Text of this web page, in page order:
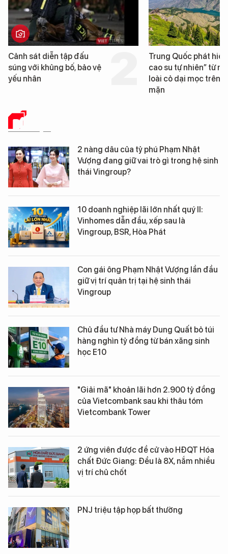
tập đấu
bố, bảo vệ
Trung Quốc phát hiện “mỏ
cao su tự nhiên” từ một
loài cỏ dại mọc trên đất
DỮ LIỆU
2 nàng dâu của tỷ phú Phạm Nhật
Vượng đang giữ vai trò gì trong hệ sinh
thái Vingroup?
10 doanh nghiệp lãi lớn nhất quý II:
Vinhomes dẫn đầu, xếp sau là
Vingroup, BSR, Hòa Phát
Con gái ông Phạm Nhật Vượng lần đầu
giữ vị trí quản trị tại hệ sinh thái
Vingroup
Chủ đầu tư Nhà máy Dung Quất bỏ túi
hàng nghìn tỷ đồng từ bán xăng sinh
học E10
"Giải mã" khoản lãi hơn 2.900 tỷ đồng
của Vietcombank sau khi thâu tóm
Vietcombank Tower
2 ứng viên được đề cử vào HĐQT Hóa
chất Đức Giang: Đều là 8X, nắm nhiều
vị trí chủ chốt
PNJ triệu tập họp bất thường